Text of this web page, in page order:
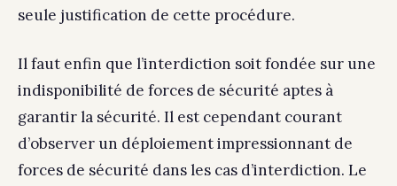
seule justification de cette procédure.
Il faut enfin que l’interdiction soit fondée sur une
indisponibilité de forces de sécurité aptes à
garantir la sécurité. Il est cependant courant
d’observer un déploiement impressionnant de
forces de sécurité dans les cas d’interdiction. Le